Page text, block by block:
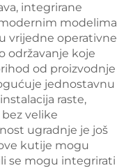
integrirane
modelima
vrijedne operativne
održavanje koje
od proizvodnje
jednostavnu
raste,
velike
ugradnje je još
kutije mogu
se mogu integrirati